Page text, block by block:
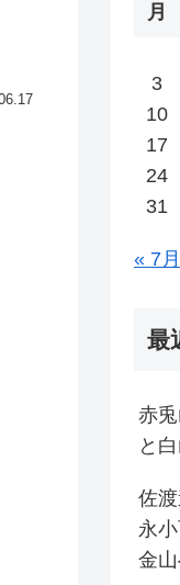
月
3
10
17
24
31
« 7月
最
赤
と
佐
永
金